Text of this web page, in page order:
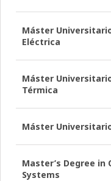
Máster
Eléctrica
Máster
Térmica
Máster
Master’s Degree in
Systems